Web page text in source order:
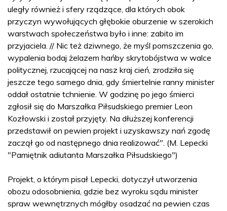
uległy również i sfery rządzące, dla których obok
przyczyn wywołujących głębokie oburzenie w szerokich
warstwach społeczeństwa było i inne: zabito im
przyjaciela. // Nic też dziwnego, że myśl pomszczenia go,
wypalenia bodaj żelazem hańby skrytobójstwa w walce
politycznej, rzucającej na nasz kraj cień, zrodziła się
jeszcze tego samego dnia, gdy śmiertelnie ranny minister
oddał ostatnie tchnienie. W godzinę po jego śmierci
zgłosił się do Marszałka Piłsudskiego premier Leon
Kozłowski i został przyjęty. Na dłuższej konferencji
przedstawił on pewien projekt i uzyskawszy nań zgodę
zaczął go od następnego dnia realizować". (M. Lepecki
"Pamiętnik adiutanta Marszałka Piłsudskiego")
Projekt, o którym pisał Lepecki, dotyczył utworzenia
obozu odosobnienia, gdzie bez wyroku sądu minister
spraw wewnętrznych mógłby osadzać na pewien czas